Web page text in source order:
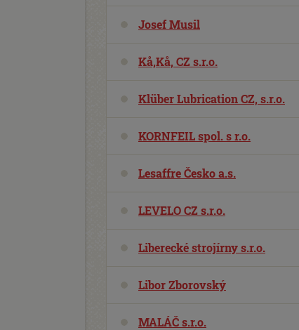
Josef Musil
Kå,Kå, CZ s.r.o.
Klüber Lubrication CZ, s.r.o.
KORNFEIL spol. s r.o.
Lesaffre Česko a.s.
LEVELO CZ s.r.o.
Liberecké strojírny s.r.o.
Libor Zborovský
MALÁČ s.r.o.